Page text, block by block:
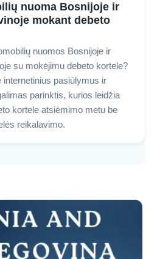
nuoma Bosnijoje ir
mokant debeto
nuomos Bosnijoje ir
su mokėjimu debeto kortele?
internetinius pasiūlymus ir
parinktis, kurios leidžia
kortele atsiėmimo metu be
reikalavimo.